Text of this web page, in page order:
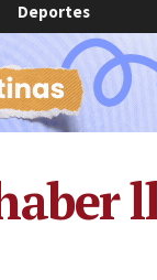
Deportes